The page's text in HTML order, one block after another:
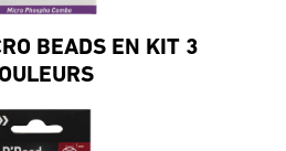
BEADS EN KIT 3